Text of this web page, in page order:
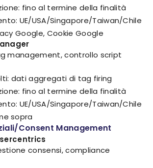
fino al termine della finalità
UE/USA/Singapore/Taiwan/Chile
Google, Cookie Google
management, controllo script
dati aggregati di tag firing
fino al termine della finalità
UE/USA/Singapore/Taiwan/Chile
sopra
Consent Management
consensi, compliance